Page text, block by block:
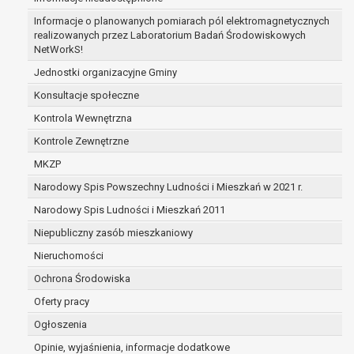
Informacje o planowanych pomiarach pól elektromagnetycznych
realizowanych przez Laboratorium Badań Środowiskowych
NetWorkS!
Jednostki organizacyjne Gminy
Konsultacje społeczne
Kontrola Wewnętrzna
Kontrole Zewnętrzne
MKZP
Narodowy Spis Powszechny Ludności i Mieszkań w 2021 r.
Narodowy Spis Ludności i Mieszkań 2011
Niepubliczny zasób mieszkaniowy
Nieruchomości
Ochrona Środowiska
Oferty pracy
Ogłoszenia
Opinie, wyjaśnienia, informacje dodatkowe
zabezpieczenia ewentualnych roszczeń, a w
przypadku wyrażenia zgody na przetwarzanie
danych po zakończeniu i rozliczeniu umowy, do
czasu wycofania tej zgody.
Ponadto w przypadku umów o dofinansowanie
dane osobowe od momentu pozyskania
przechowywane są przez okres wynikający z
umowy o dofinansowanie zawartej między
beneficjentem a określoną instytucją, trwałości
dokumentacji projektu do celów kontrolnych.
W związku z przetwarzaniem przez
administratora danych osobowych przysługuje
Pani/Panu:
prawo dostępu do treści danych oraz
otrzymywania ich kopii na podstawie art. 15
RODO;
prawo do żądania sprostowania danych na
w przypadku gdy: